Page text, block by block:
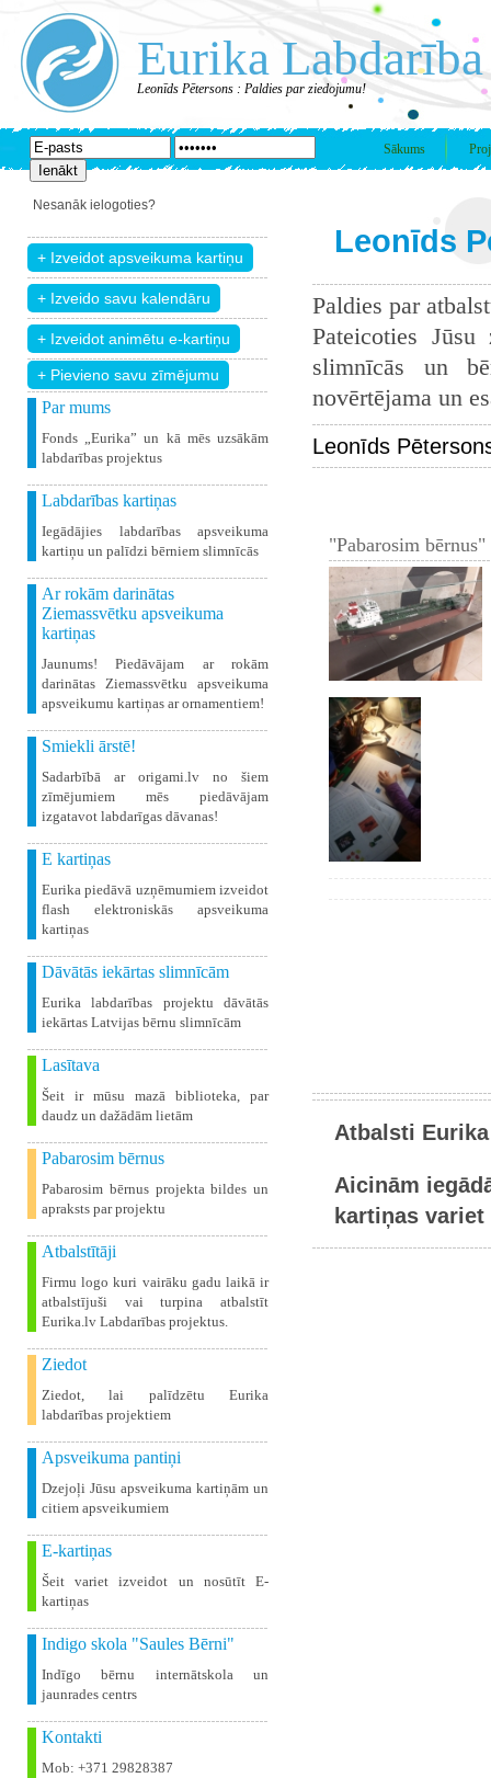
Eurika Labdarība
Leonīds Pētersons : Paldies par ziedojumu!
Sākums
Nesanāk ielogoties?
+ Pievieno savu zīmējumu
Par mums
Fonds „Eurika” un kā mēs uzsākām
labdarības projektus
Labdarības kartiņas
Iegādājies labdarības apsveikuma
kartiņu un palīdzi bērniem slimnīcās
Ar rokām darinātas
Ziemassvētku apsveikuma
kartiņas
Jaunums! Piedāvājam ar rokām
darinātas Ziemassvētku apsveikuma
apsveikumu kartiņas ar ornamentiem!
Smiekli ārstē!
Sadarbībā ar origami.lv no šiem
zīmējumiem mēs piedāvājam
izgatavot labdarīgas dāvanas!
E kartiņas
Eurika piedāvā uzņēmumiem izveidot
flash elektroniskās apsveikuma
kartiņas
Dāvātās iekārtas slimnīcām
Eurika labdarības projektu dāvātās
iekārtas Latvijas bērnu slimnīcām
Lasītava
Šeit ir mūsu mazā biblioteka, par
daudz un dažādām lietām
Pabarosim bērnus
Pabarosim bērnus projekta bildes un
apraksts par projektu
Atbalstītāji
Firmu logo kuri vairāku gadu laikā ir
atbalstījuši vai turpina atbalstīt
Eurika.lv Labdarības projektus.
Ziedot
Ziedot, lai palīdzētu Eurika
labdarības projektiem
Apsveikuma pantiņi
Dzejoļi Jūsu apsveikuma kartiņām un
citiem apsveikumiem
E-kartiņas
Šeit variet izveidot un nosūtīt E-
kartiņas
Indigo skola "Saules Bērni"
Indīgo bērnu internātskola un
jaunrades centrs
Kontakti
Mob: +371 29828387
Leonīds
Paldies par
Pateicoties
slimnīcās un
novērtējama un
Leonīds
"Pabarosim
Atbalsti
Aicinām
kartiņas variet